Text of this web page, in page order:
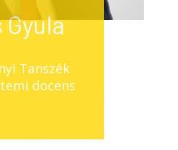
Gyula
Tanszék
docens